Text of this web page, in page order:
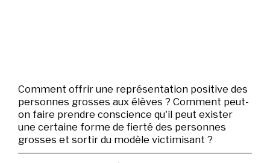
Comment offrir une représentation positive des
personnes grosses aux élèves ? Comment peut-
on faire prendre conscience qu'il peut exister
une certaine forme de fierté des personnes
grosses et sortir du modèle victimisant ?